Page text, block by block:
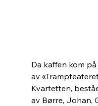
Da kaffen kom
av
Kvartetten,
av Børre, Johan,